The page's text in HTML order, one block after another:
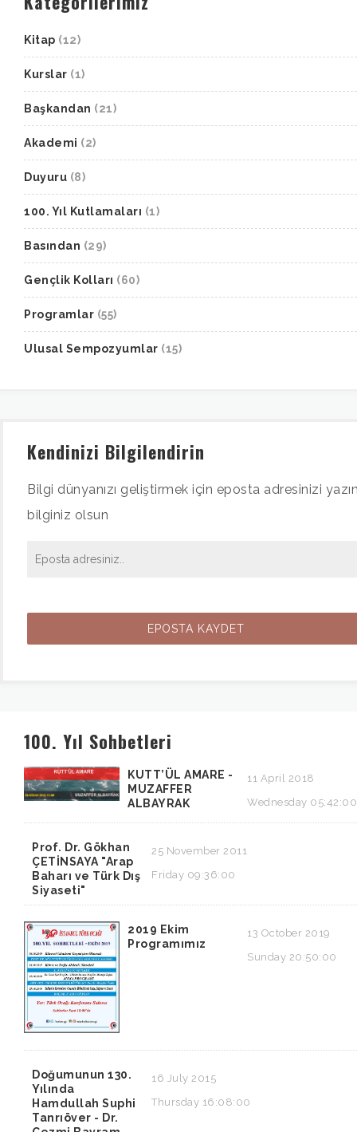
Kitap (12)
Kurslar (1)
Başkandan (21)
Akademi (2)
Duyuru (8)
100. Yıl Kutlamaları (1)
Basından (29)
Gençlik Kolları (60)
Programlar (55)
Ulusal Sempozyumlar (15)
Kendinizi Bilgilendirin
Bilgi dünyanızı geliştirmek için eposta adresinizi
bilginiz olsun
100. Yıl Sohbetleri
KUTT’ÜL AMARE -
MUZAFFER
ALBAYRAK
11 April 2018
Wednesday 05:42:00
Prof. Dr. Gökhan
ÇETİNSAYA "Arap
Baharı ve Türk Dış
Siyaseti"
25 November 2011
Friday 09:36:00
2019 Ekim
Programımız
13 October 2019
Sunday 20:50:00
Doğumunun 130.
Yılında
Hamdullah Suphi
Tanrıöver - Dr.
16 July 2015
Thursday 16:08:00